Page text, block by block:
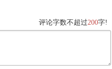
评论字数不超过200字!